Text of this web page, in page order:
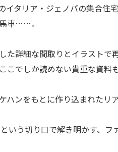
創
イタリア・ジェノバの集合住
馬車……。
た詳細な間取りとイラストで
こでしか読めない貴重な資料
ハンをもとに作り込まれたリ
いう切り口で解き明かす、フ